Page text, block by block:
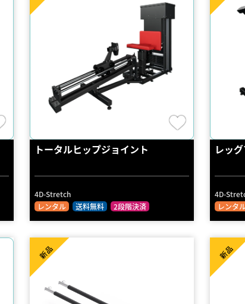
トータルヒップジョイント
4D-Stretch
レンタル
送料無料 2段階決済
レッ
4D-
レンタ
新品 新品